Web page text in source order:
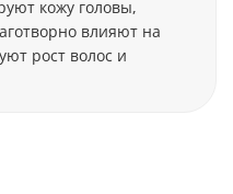
кожу головы,
влияют на
рост волос и